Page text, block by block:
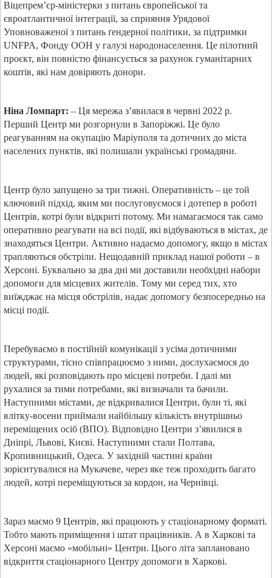
Віцепрем’єр-міністерки з питань європейської та
євроатлантичної інтеграції, за сприяння Урядової
Уповноваженої з питань ґендерної політики, за підтримки
UNFPA, Фонду ООН у галузі народонаселення. Це пілотний
проєкт, він повністю фінансується за рахунок гуманітарних
коштів, які нам довіряють донори.
Ніна Ломпарт: – Ця мережа з’явилася в червні 2022 р.
Перший Центр ми розгорнули в Запоріжжі. Це було
реагуванням на окупацію Маріуполя та дотичних до міста
населених пунктів, які полишали українські громадяни.
Центр було запущено за три тижні. Оперативність – це той
ключовий підхід, яким ми послуговуємося і дотепер в роботі
Центрів, котрі були відкриті потому. Ми намагаємося так само
оперативно реагувати на всі події, які відбуваються в містах, де
знаходяться Центри. Активно надаємо допомогу, якщо в містах
трапляються обстріли. Нещодавній приклад нашої роботи – в
Херсоні. Буквально за два дні ми доставили необхідні набори
допомоги для місцевих жителів. Тому ми серед тих, хто
виїжджає на місця обстрілів, надає допомогу безпосередньо на
місці події.
Перебуваємо в постійній комунікації з усіма дотичними
структурами, тісно співпрацюємо з ними, дослухаємося до
людей, які розповідають про місцеві потреби. І далі ми
рухалися за тими потребами, які визначали та бачили.
Наступними містами, де відкривалися Центри, були ті, які
влітку-восени приймали найбільшу кількість внутрішньо
переміщених осіб (ВПО). Відповідно Центри з’явилися в
Дніпрі, Львові, Києві. Наступними стали Полтава,
Кропивницький, Одеса. У західній частині країни
зорієнтувалися на Мукачеве, через яке теж проходить багато
людей, котрі переміщуються за кордон, на Чернівці.
Зараз маємо 9 Центрів, які працюють у стаціонарному форматі.
Тобто мають приміщення і штат працівників. А в Харкові та
Херсоні маємо «мобільні» Центри. Цього літа заплановано
відкриття стаціонарного Центру допомоги в Харкові.